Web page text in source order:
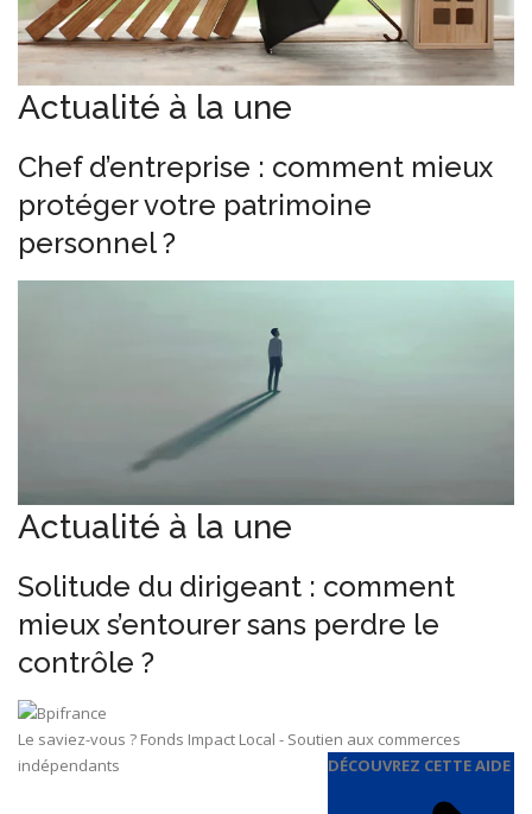
Actualité à la une
Chef d’entreprise : comment mieux
protéger votre patrimoine
personnel ?
Actualité à la une
Solitude du dirigeant : comment
mieux s’entourer sans perdre le
contrôle ?
Le saviez-vous ? Fonds Impact Local - Soutien aux commerces
indépendants
DÉCOUVREZ CETTE AIDE